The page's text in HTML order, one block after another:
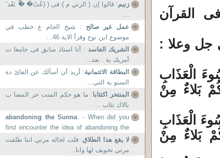
القرآن
جل وعلا :
الْعَذَابِ
بَلاءٌ مِنْ
الْعَذَابِ
بَلاءٌ مِنْ
زنيم: قالوا إن ( الزني م ) فى ( (عُتُ� �ٍّ بَعْد َ
...
عمل غير صالح : شيخ الجام ع خطب في
موضوع ابن نوح وقرأ الاية 46...
الشريك الفاسد : أنا استاذ سابق فى جامعا ت
أمريك ية . بعد...
البطاقة الائتمانية: أريد أن أسألك عن الفائ دة
السنو ية التي...
المنتحر اكتئابا: ما هو حكم المنت حر المصا ب
بالاك تئاب ...
abandoning the Sunna: - When did you
first encounter the idea of abandoning the
Sunna?...
لا يقع هذا الطلاق: قلت لخاله مرتي اننا طلقت
مرتي تخويف لها وانا...